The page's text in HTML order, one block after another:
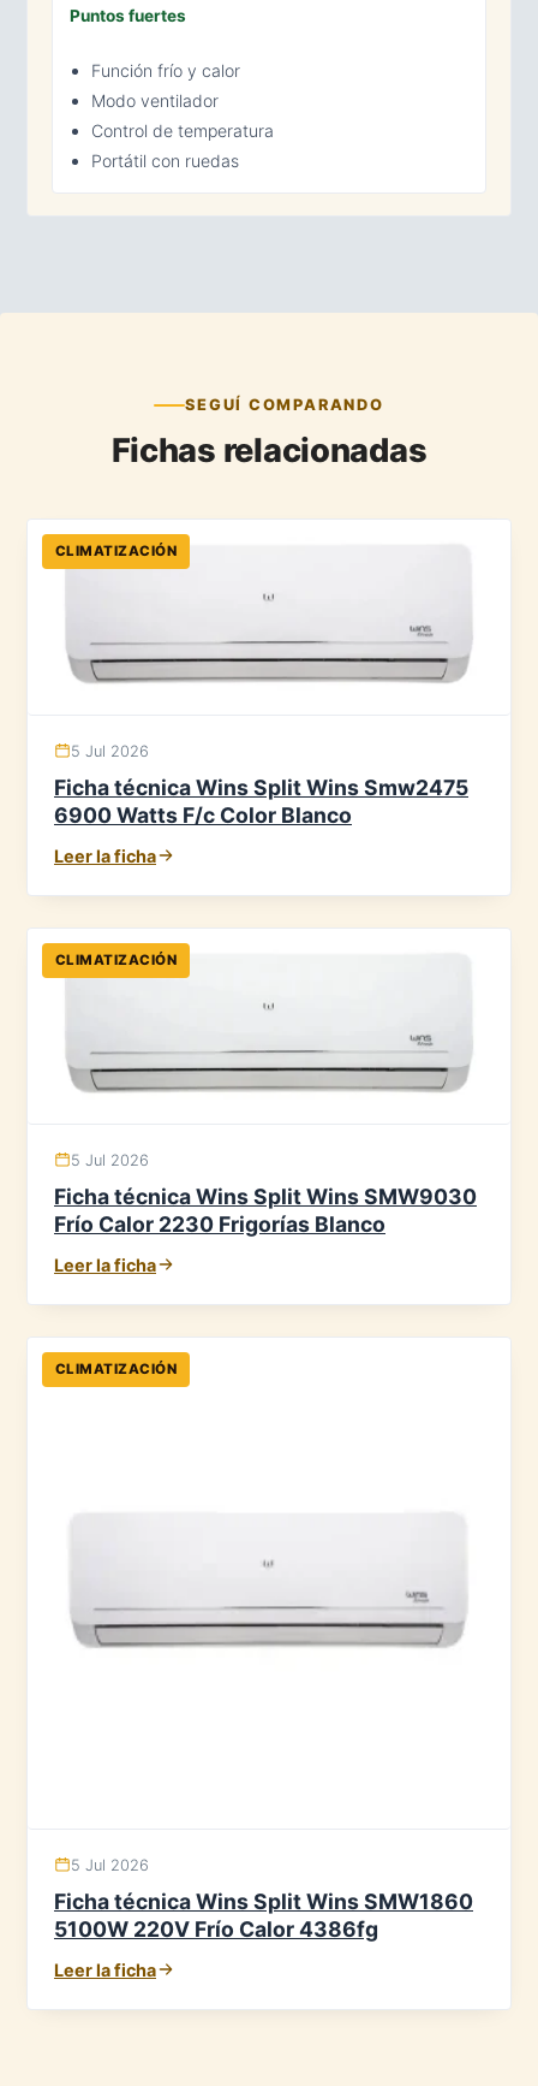
Puntos fuertes
Función frío y calor
Modo ventilador
Control de temperatura
Portátil con ruedas
SEGUÍ COMPARANDO
Fichas relacionadas
CLIMATIZACIÓN
5 Jul 2026
Ficha técnica Wins Split Wins Smw2475
6900 Watts F/c Color Blanco
Leer la ficha
CLIMATIZACIÓN
5 Jul 2026
Ficha técnica Wins Split Wins SMW9030
Frío Calor 2230 Frigorías Blanco
Leer la ficha
CLIMATIZACIÓN
5 Jul 2026
Ficha técnica Wins Split Wins SMW1860
5100W 220V Frío Calor 4386fg
Leer la ficha